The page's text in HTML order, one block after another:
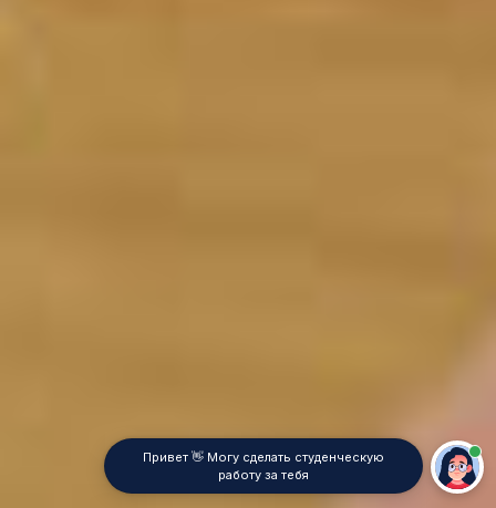
Привет 👋 Могу сделать студенческую
работу за тебя